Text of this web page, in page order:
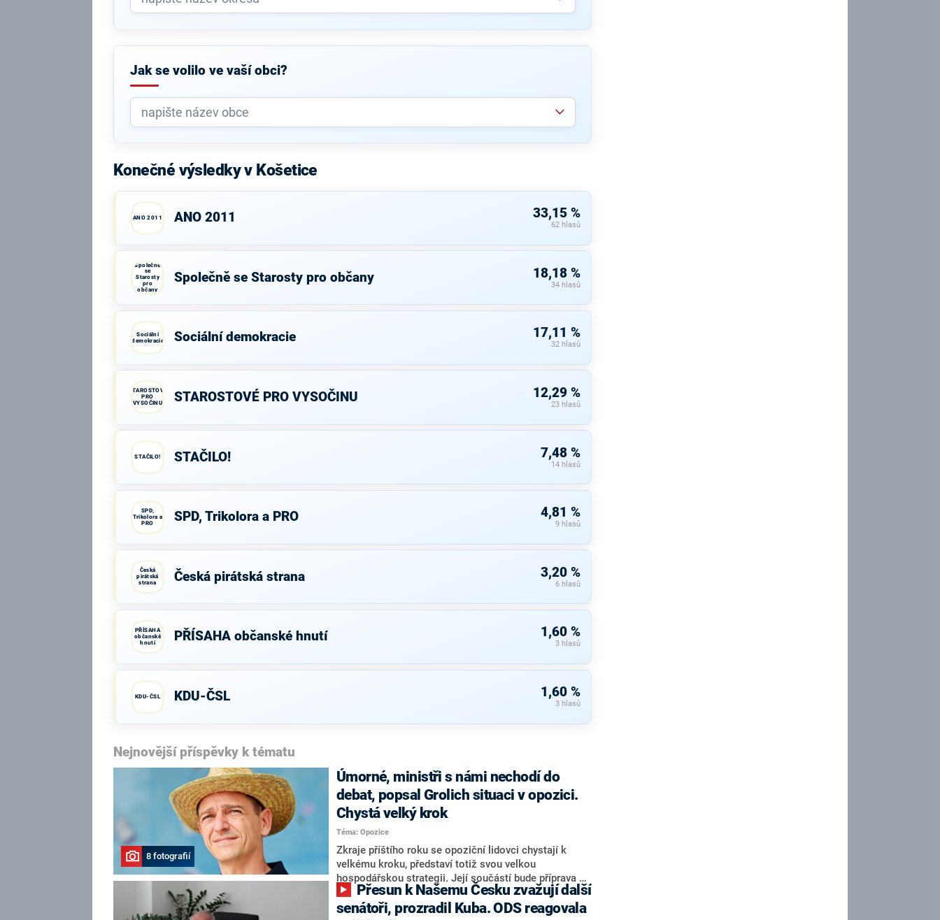
Jak se volilo ve vaší obci?
Konečné výsledky v Košetice
ANO 2011 ANO 2011 33,15 %
62 hlasů
Společně
se
Starosty
pro
občany
Společně se Starosty pro občany 18,18 %
34 hlasů
Sociální
demokracie
Sociální demokracie 17,11 %
32 hlasů
STAROSTOVÉ
PRO
VYSOČINU
STAROSTOVÉ PRO VYSOČINU 12,29 %
23 hlasů
STAČILO! STAČILO! 7,48 %
14 hlasů
SPD,
Trikolora a
PRO
SPD, Trikolora a PRO 4,81 %
9 hlasů
Česká
pirátská
strana
Česká pirátská strana 3,20 %
6 hlasů
PŘÍSAHA
občanské
hnutí
PŘÍSAHA občanské hnutí 1,60 %
3 hlasů
KDU-ČSL KDU-ČSL 1,60 %
3 hlasů
Nejnovější příspěvky k tématu
8 fotografií
Úmorné, ministři s námi nechodí do
debat, popsal Grolich situaci v opozici.
Chystá velký krok
Téma: Opozice
Zkraje příštího roku se opoziční lidovci chystají k
velkému kroku, představí totiž svou velkou
hospodářskou strategii. Její součástí bude příprava na
stárnutí populace, řekl ve středu na setkání s novináři
nový předseda lidovců Jan Grolich. Ten zároveň v
senátoři, prozradil Kuba. ODS reagovala